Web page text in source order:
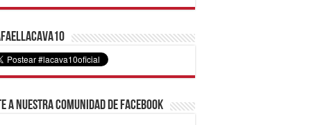
a nuestra comunidad de Facebook